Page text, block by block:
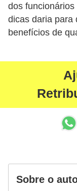
dos
dicas daria para
benefícios de
Sobre o
c
o
n
p
o